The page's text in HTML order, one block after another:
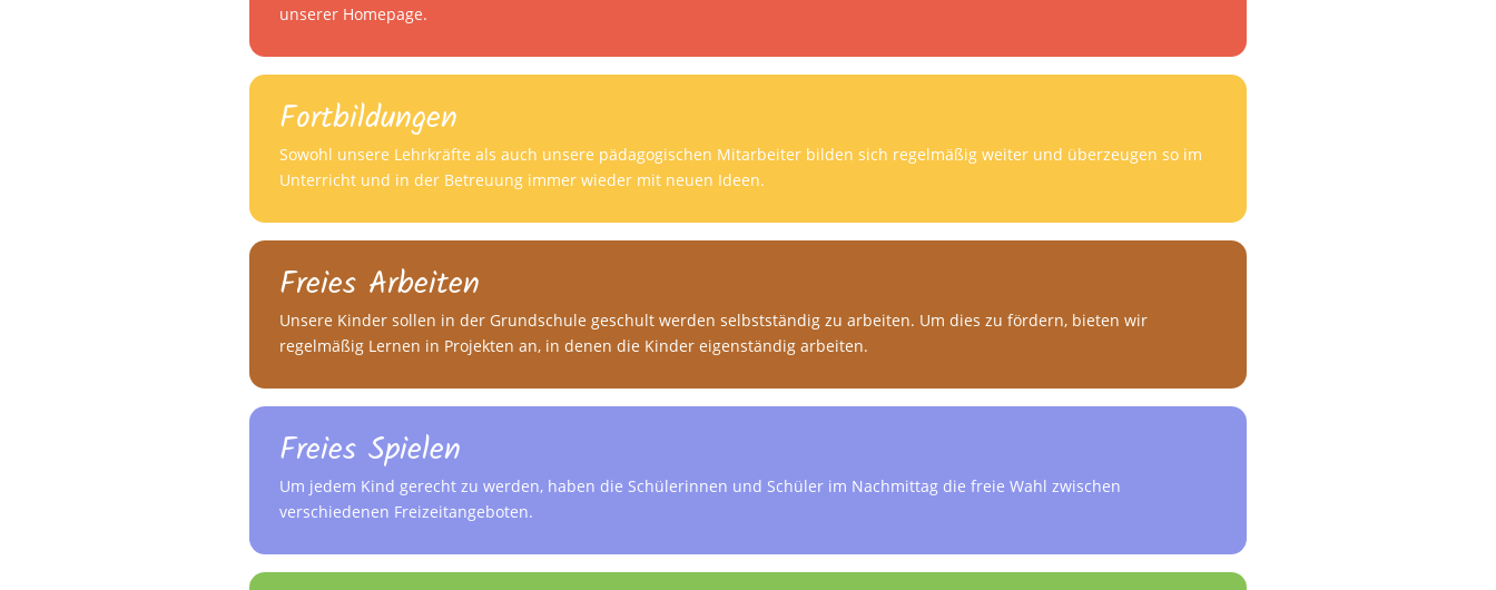
unserer Homepage.
Fortbildungen
Sowohl unsere Lehrkräfte als auch unsere pädagogischen Mitarbeiter bilden sich regelmäßig weiter und überzeugen so im
Unterricht und in der Betreuung immer wieder mit neuen Ideen.
Freies Arbeiten
Unsere Kinder sollen in der Grundschule geschult werden selbstständig zu arbeiten. Um dies zu fördern, bieten wir
regelmäßig Lernen in Projekten an, in denen die Kinder eigenständig arbeiten.
Freies Spielen
Um jedem Kind gerecht zu werden, haben die Schülerinnen und Schüler im Nachmittag die freie Wahl zwischen
verschiedenen Freizeitangeboten.